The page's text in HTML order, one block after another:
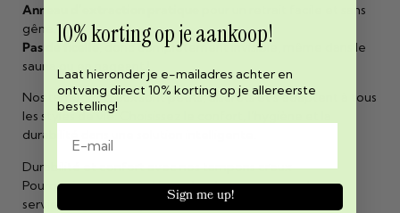
Anneau d’extraction pratique
pour un retrait facile et sans
gêne.
Pas de ficelle, donc complètement invisible, même dans le
sauna ou en nageant !
Nos tampons creux sont petits, discrets et s’adaptent à tous
les styles de vie. Choisissez le confort, l’hygiène et la
durabilité dans une solution intelligente.
Durabilité et confort avec nos tampons creux
Pourquoi continuer à dépendre de tampons ou de
serviettes jetables qui sont inconfortables, fuient
10% korting op je aankoop!
Laat hieronder je e-mailadres achter en
ontvang direct 10% korting op je allereerste
bestelling!
Sign me up!